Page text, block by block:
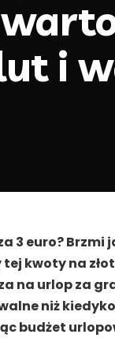
i
3 euro?
kwoty na
na urlop za
niż
budżet